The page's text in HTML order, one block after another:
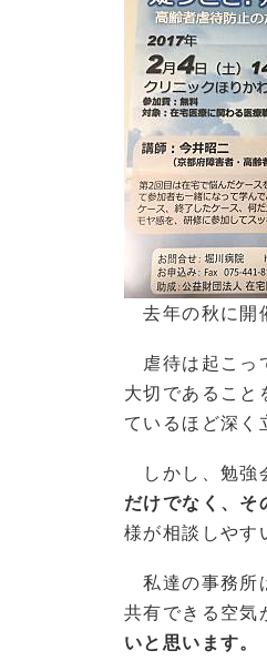
去年の秋に開
虐待は起こっ
大切であること
ているほど深く
しかし、勉強
だけでなく、そ
様が相談しやす
私達の事務所
共有できる空気
いと思います。